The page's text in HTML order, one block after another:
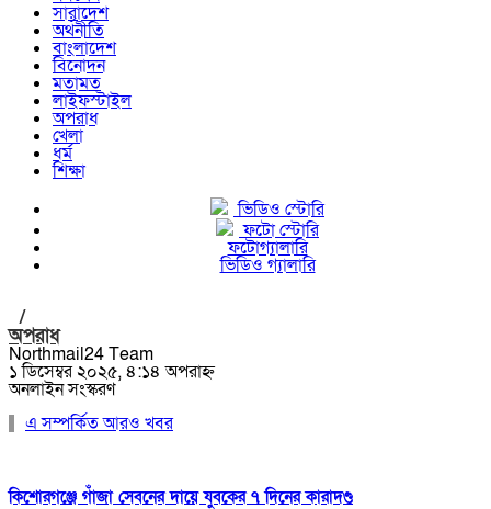
সারাদেশ
অর্থনীতি
বাংলাদেশ
বিনোদন
মতামত
লাইফস্টাইল
অপরাধ
খেলা
ধর্ম
শিক্ষা
ভিডিও স্টোরি
ফটো স্টোরি
ফটোগ্যালারি
ভিডিও গ্যালারি
/
অপরাধ
Northmail24 Team
১ ডিসেম্বর ২০২৫, ৪:১৪ অপরাহ্ন
অনলাইন সংস্করণ
এ সম্পর্কিত আরও খবর
কিশোরগঞ্জে গাঁজা সেবনের দায়ে যুবকের ৭ দিনের কারাদণ্ড